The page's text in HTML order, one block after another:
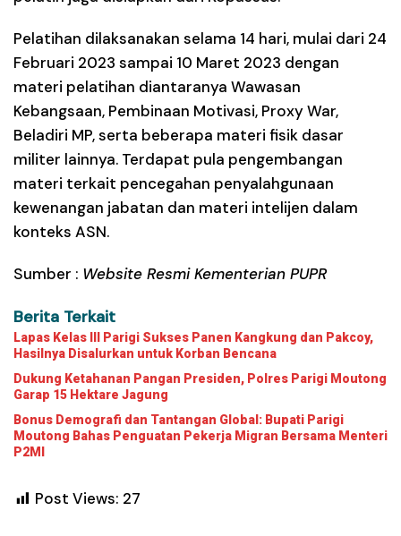
Pelatihan dilaksanakan selama 14 hari, mulai dari 24
Februari 2023 sampai 10 Maret 2023 dengan
materi pelatihan diantaranya Wawasan
Kebangsaan, Pembinaan Motivasi, Proxy War,
Beladiri MP, serta beberapa materi fisik dasar
militer lainnya. Terdapat pula pengembangan
materi terkait pencegahan penyalahgunaan
kewenangan jabatan dan materi intelijen dalam
konteks ASN.
Sumber : Website Resmi Kementerian PUPR
Berita Terkait
Lapas Kelas III Parigi Sukses Panen Kangkung dan Pakcoy,
Hasilnya Disalurkan untuk Korban Bencana
Dukung Ketahanan Pangan Presiden, Polres Parigi Moutong
Garap 15 Hektare Jagung
Bonus Demografi dan Tantangan Global: Bupati Parigi
Moutong Bahas Penguatan Pekerja Migran Bersama Menteri
P2MI
Post Views: 27